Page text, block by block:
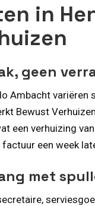
in
geen
Ambacht
Bewust
een verhuizing
een week
met